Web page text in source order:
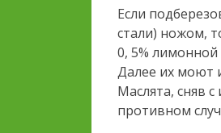
Если
стали) ножом,
0, 5%
Далее их моют
Маслята, сняв
противном